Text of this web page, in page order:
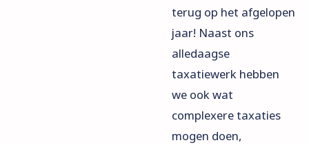
terug op het afgelopen
jaar! Naast ons
alledaagse
taxatiewerk hebben
we ook wat
complexere taxaties
mogen doen,